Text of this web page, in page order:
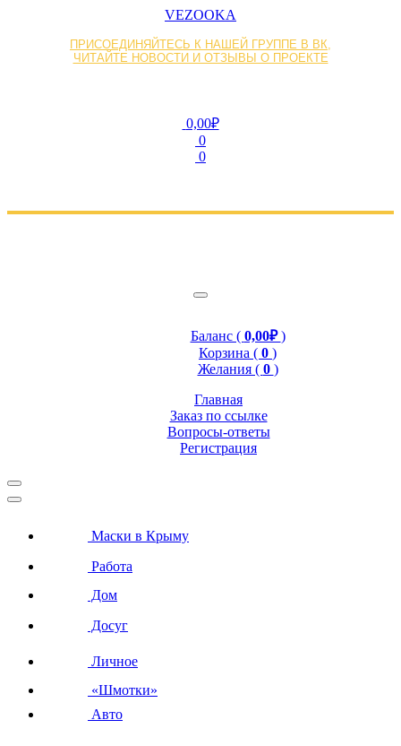
VEZOOKA
ПРИСОЕДИНЯЙТЕСЬ К НАШЕЙ ГРУППЕ В ВК,
ЧИТАЙТЕ НОВОСТИ И ОТЗЫВЫ О ПРОЕКТЕ
0,00₽
0
0
Баланс ( 0,00₽)
Корзина ( 0 )
Желания ( 0 )
Главная
Заказ по ссылке
Вопросы-ответы
Регистрация
Маски в Крыму
Работа
Дом
Досуг
Личное
«Шмотки»
Авто